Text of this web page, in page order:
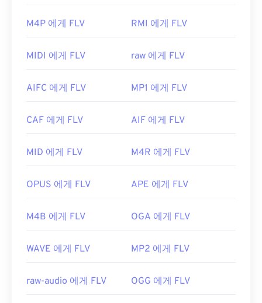
는 경우가 있습니다. 예를 들어, MPEG-2 비디오가 파
디오 디코더(DVD 디코더 팩)를 다운로드하세요. 다
용해 보세요.
최초 출시: 1988년
(Animate CC) 및
와 같은Adobe 제품에서 열립
니다. Adobe Flash 7 이상 버전에서 가장 잘 열립니
터 태그는 지원합니다.
의 여러 제품에서 열 수 있습니다. FLV를 열 수 있는
Player,RealNetworks RealPlayer Cloud
개발자: Adobe
https://en.wikipedia.org/wiki/플래시_비디오
M4P 에게 FLV RMI 에게 FLV
MIDI 에게 FLV raw 에게 FLV
AIFC 에게 FLV MP1 에게 FLV
CAF 에게 FLV AIF 에게 FLV
MID 에게 FLV M4R 에게 FLV
OPUS 에게 FLV APE 에게 FLV
M4B 에게 FLV OGA 에게 FLV
WAVE 에게 FLV MP2 에게 FLV
raw-audio 에게 FLV OGG 에게 FLV